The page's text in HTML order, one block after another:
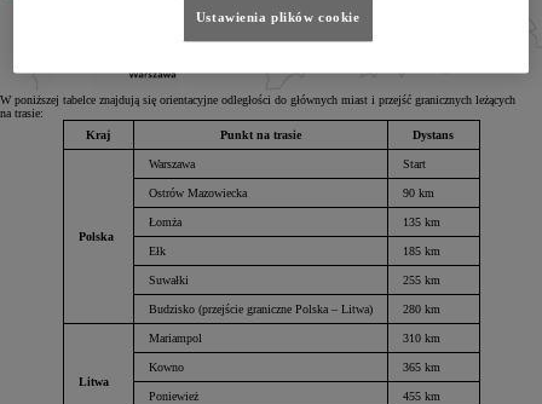
W poniższej tabelce znajdują się orientacyjne odległości do głównych miast i przejść granicznych leżących
na trasie:
Kraj
Punkt na trasie Dystans
Polska
Warszawa Start
Ostrów Mazowiecka 90 km
Łomża 135 km
Ełk 185 km
Suwałki 255 km
Budzisko (przejście graniczne Polska – Litwa) 280 km
Litwa
Mariampol 310 km
Kowno 365 km
Poniewież 455 km
Ustawienia plików cookie